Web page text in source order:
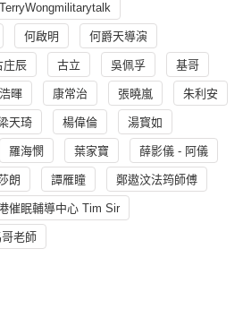
何啟明 何爵天導演
庄辰 古立 吳佩孚 基哥
暉 康常治 張曉嵐 朱利安
天琦 楊偉倫 湯寳如
羅海憫 葉家寶 薛影儀 - 阿儀
朗 譚雁瞳 鄭遨汶法筠師傅
催眠輔導中心 Tim Sir
哥老師